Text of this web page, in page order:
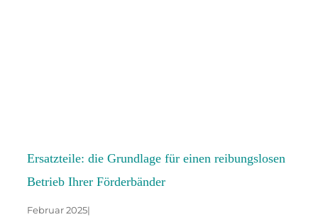
Ersatzteile: die Grundlage für einen reibungslosen
Betrieb Ihrer Förderbänder
Februar 2025|